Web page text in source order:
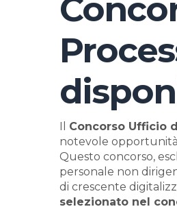
Il Concorso Ufficio
notevole
Questo concorso,
personale non
di crescente
selezionato nel